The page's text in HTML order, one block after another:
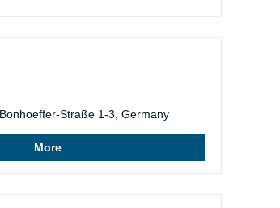
Straße 1-3, Germany
More